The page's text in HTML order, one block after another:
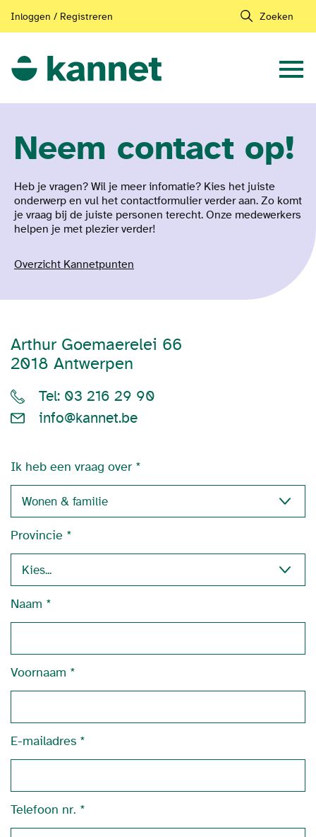
Inloggen / Registreren Zoeken
Neem contact op!
Heb je vragen? Wil je meer infomatie? Kies het juiste
onderwerp en vul het contactformulier verder aan. Zo komt
je vraag bij de juiste personen terecht. Onze medewerkers
helpen je met plezier verder!
Overzicht Kannetpunten
Arthur Goemaerelei 66
2018 Antwerpen
Tel: 03 216 29 90
info@kannet.be
Ik heb een vraag over
Provincie
Naam
Voornaam
E-mailadres
Telefoon nr.